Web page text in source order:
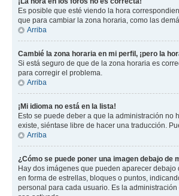
Es posible que esté viendo la hora
que para cambiar la zona horaria, como las
Arriba
Cambié la zona horaria en mi perfil, ¡pero la
Si está seguro de que de la zona horaria es
para corregir el problema.
Arriba
¡Mi idioma no está en la lista!
Esto se puede deber a que la administración
existe, siéntase libre de hacer una traducción.
Arriba
¿Cómo se puede poner una imagen debajo de
Hay dos imágenes que pueden aparecer
en forma de estrellas, bloques o puntos,
personal para cada usuario. Es la